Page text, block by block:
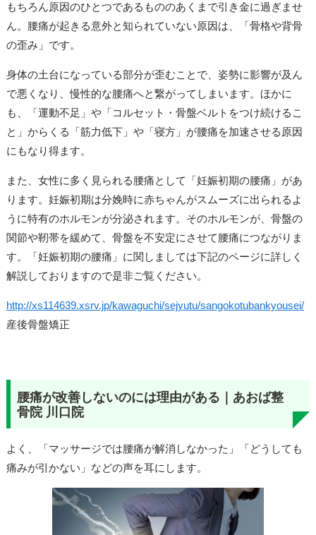
もちろん原因のひとつであるもののあくまで引き金に過ぎませ
ん。腰痛が起きる意外と知られていない原因は、「骨格や背骨
の歪み」です。
身体の土台になっている部分が歪むことで、姿勢に影響が及ん
で悪くなり、慢性的な腰痛へと繋がってしまいます。ほかに
も、「運動不足」や「コルセット・骨盤ベルトをつけ続けるこ
と」からくる「筋力低下」や「寝方」が腰痛を加速させる原因
にもなり得ます。
また、女性に多く見られる腰痛として「妊娠初期の腰痛」があ
ります。妊娠初期は分娩時に赤ちゃんがスムーズに出られるよ
うに特有のホルモンが分泌されます。そのホルモンが、骨盤の
関節や靭帯を緩めて、骨盤を不安定にさせて腰痛につながりま
す。「妊娠初期の腰痛」に関しましては下記のページに詳しく
解説しておりますので是非ご覧ください。
http://xs114639.xsrv.jp/kawaguchi/sejyutu/sangokotubankyousei/
産後骨盤矯正
腰痛が改善しないのには理由がある｜あおば整
骨院 川口院
よく、「マッサージでは腰痛が解消しなかった」「どうしても
痛みが引かない」などの声を耳にします。